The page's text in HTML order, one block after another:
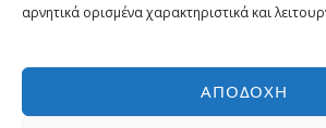
αρνητικά ορισμένα χαρακτηριστικά και
ΑΠΟΔΟΧΉ